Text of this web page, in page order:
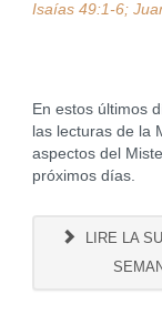
Isaías 49:1-6;
En estos últimos
las lecturas de la
aspectos del
próximos días.
LIRE LA